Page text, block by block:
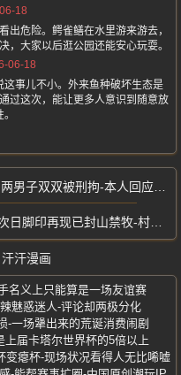
18
出危险。鳄雀鳝在水里游来游去，
，大家以后逛公园还能安心玩耍。
06-18
事儿不小。外来鱼种破坏生态是
过这次，能让更多人意识到随意放
双被刑拘-本人回应以为没多大事
现已封山禁牧-村民爬树打求救电话
汗漫画
名义上只能算是一场友谊赛
魅惑迷人-评论却两极分化
-一场犟出来的荒诞消费闹剧
届卡塔尔世界杯的5倍以上
变瘪杯-现场状况看得人无比唏嘘